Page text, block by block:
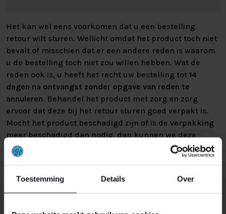
Toestemming Details Over
Het kan wel eens voorkomen dat u een bestelling
retour wilt sturen. Wellicht omdat het product toch niet
bevalt of misschien dat er een andere reden is waarom
u de bestelling toch niet zou willen hebben. Wat de
reden ook is, u heeft het recht uw bestelling tot 14
dagen na ontvangst zonder opgave van reden te
annuleren. Behandel het product met zorg en zorg
ervoor dat deze bij het retour sturen goed verpakt is.
Mocht het product beschadigd zijn of is de verpakking
meer beschadigd dan nodig, dan kunnen we deze
waardevermindering van het product aan u
doorberekenen.